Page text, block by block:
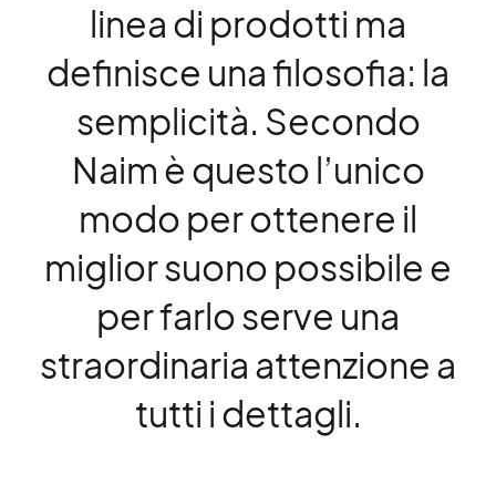
linea di prodotti ma
definisce una filosofia: la
semplicità. Secondo
Naim è questo l’unico
modo per ottenere il
miglior suono possibile e
per farlo serve una
straordinaria attenzione a
tutti i dettagli.